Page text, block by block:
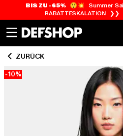
BIS ZU -65%😲💥 Summer
RABATTESKALATION ❯❯
ZURÜCK
-10%